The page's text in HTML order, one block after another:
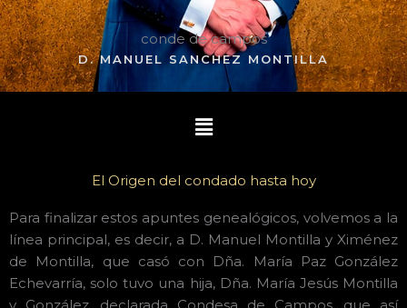
conde de campos
D. MANUEL SANCHEZ MONTILLA
Menú
El Origen del condado hasta hoy
Para finalizar estos apuntes genealógicos, volvemos a la
línea principal, es decir, a D. Manuel Montilla y Ximénez
de Montilla, que casó con Dña. María Paz González
Echevarría, solo tuvo una hija, Dña. María Jesús Montilla